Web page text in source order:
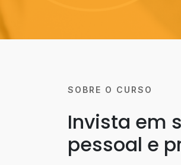
SOBRE O CURSO
Invista em
pessoal e